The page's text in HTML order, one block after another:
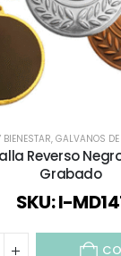
BIENESTAR, GALVANOS
Reverso
Grabado
SKU: I-